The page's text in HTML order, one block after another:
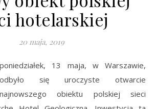
hotelarskiej
20 maja, 2019
poniedziałek, 13 maja, w Warszawie,
odbyło się uroczyste otwarcie
najnowszego obiektu polskiej sieci